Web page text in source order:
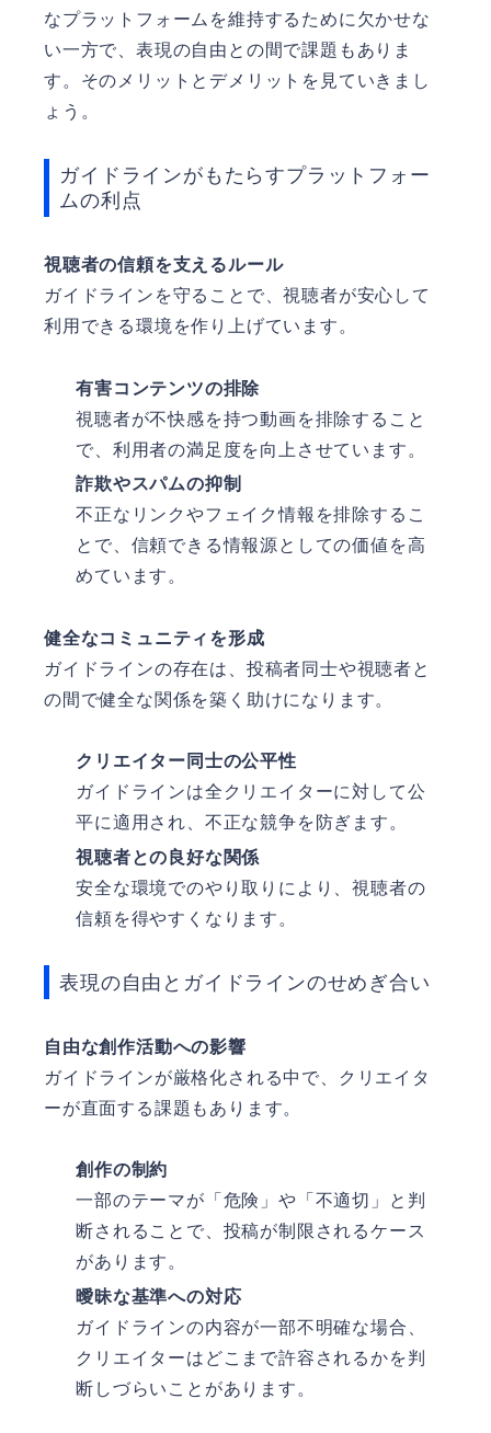
なプラットフォームを維持するために欠かせな
い一方で、表現の自由との間で課題もありま
す。そのメリットとデメリットを見ていきまし
ょう。
ガイドラインがもたらすプラットフォー
ムの利点
視聴者の信頼を支えるルール
ガイドラインを守ることで、視聴者が安心して
利用できる環境を作り上げています。
有害コンテンツの排除
視聴者が不快感を持つ動画を排除すること
で、利用者の満足度を向上させています。
詐欺やスパムの抑制
不正なリンクやフェイク情報を排除するこ
とで、信頼できる情報源としての価値を高
めています。
健全なコミュニティを形成
ガイドラインの存在は、投稿者同士や視聴者と
の間で健全な関係を築く助けになります。
クリエイター同士の公平性
ガイドラインは全クリエイターに対して公
平に適用され、不正な競争を防ぎます。
視聴者との良好な関係
安全な環境でのやり取りにより、視聴者の
信頼を得やすくなります。
表現の自由とガイドラインのせめぎ合い
自由な創作活動への影響
ガイドラインが厳格化される中で、クリエイタ
ーが直面する課題もあります。
創作の制約
一部のテーマが「危険」や「不適切」と判
断されることで、投稿が制限されるケース
があります。
曖昧な基準への対応
ガイドラインの内容が一部不明確な場合、
クリエイターはどこまで許容されるかを判
断しづらいことがあります。